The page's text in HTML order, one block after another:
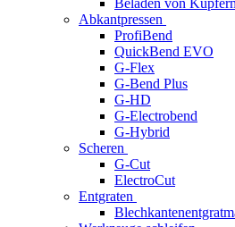
Beladen von
Abkantpressen
ProfiBend
QuickBend EVO
G-Flex
G-Bend Plus
G-HD
G-Electrobend
G-Hybrid
Scheren
G-Cut
ElectroCut
Entgraten